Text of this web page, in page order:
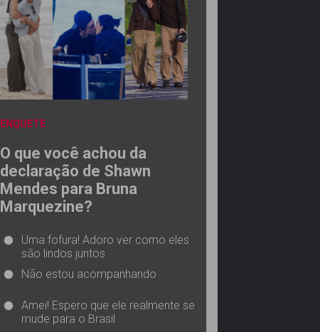
ENQUETE
O que você achou da
declaração de Shawn
Mendes para Bruna
Marquezine?
Uma fofura! Adoro ver como eles
são lindos juntos
Não estou acompanhando
Amei! Espero que ele realmente se
mude para o Brasil